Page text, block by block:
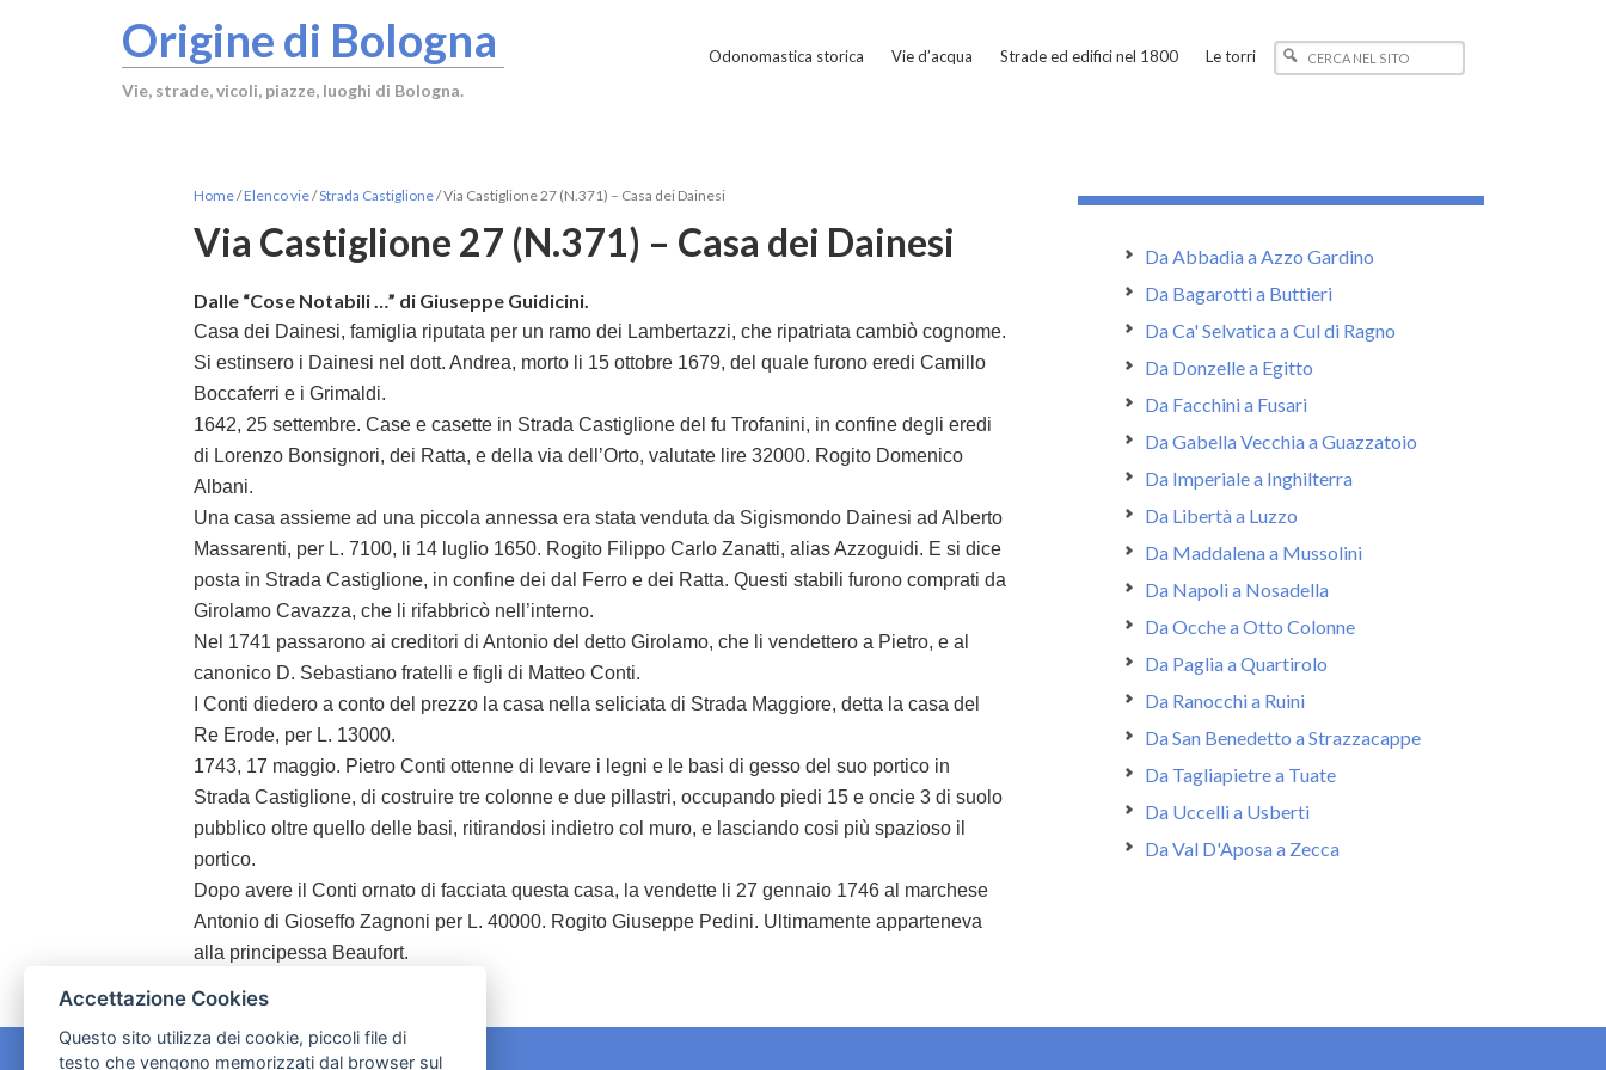
Origine di Bologna
Vie, strade, vicoli, piazze, luoghi di Bologna.
Odonomastica storica Vie d’acqua Strade ed edifici nel 1800 Le torri
Home/Elenco vie/Strada Castiglione/Via Castiglione 27 (N.371) – Casa dei Dainesi
Via Castiglione 27 (N.371) – Casa dei Dainesi
Dalle “Cose Notabili …” di Giuseppe Guidicini.
Casa dei Dainesi, famiglia riputata per un ramo dei Lambertazzi, che ripatriata cambiò cognome.
Si estinsero i Dainesi nel dott. Andrea, morto li 15 ottobre 1679, del quale furono eredi Camillo
Boccaferri e i Grimaldi.
1642, 25 settembre. Case e casette in Strada Castiglione del fu Trofanini, in confine degli eredi
di Lorenzo Bonsignori, dei Ratta, e della via dell’Orto, valutate lire 32000. Rogito Domenico
Albani.
Una casa assieme ad una piccola annessa era stata venduta da Sigismondo Dainesi ad Alberto
Massarenti, per L. 7100, li 14 luglio 1650. Rogito Filippo Carlo Zanatti, alias Azzoguidi. E si dice
posta in Strada Castiglione, in confine dei dal Ferro e dei Ratta. Questi stabili furono comprati da
Girolamo Cavazza, che li rifabbricò nell’interno.
Nel 1741 passarono ai creditori di Antonio del detto Girolamo, che li vendettero a Pietro, e al
canonico D. Sebastiano fratelli e figli di Matteo Conti.
I Conti diedero a conto del prezzo la casa nella seliciata di Strada Maggiore, detta la casa del
Re Erode, per L. 13000.
1743, 17 maggio. Pietro Conti ottenne di levare i legni e le basi di gesso del suo portico in
Strada Castiglione, di costruire tre colonne e due pillastri, occupando piedi 15 e oncie 3 di suolo
pubblico oltre quello delle basi, ritirandosi indietro col muro, e lasciando cosi più spazioso il
portico.
Dopo avere il Conti ornato di facciata questa casa, la vendette li 27 gennaio 1746 al marchese
Antonio di Gioseffo Zagnoni per L. 40000. Rogito Giuseppe Pedini. Ultimamente apparteneva
alla principessa Beaufort.
Da Abbadia a Azzo Gardino
Da Bagarotti a Buttieri
Da Ca' Selvatica a Cul di Ragno
Da Donzelle a Egitto
Da Facchini a Fusari
Da Gabella Vecchia a Guazzatoio
Da Imperiale a Inghilterra
Da Libertà a Luzzo
Da Maddalena a Mussolini
Da Napoli a Nosadella
Da Ocche a Otto Colonne
Da Paglia a Quartirolo
Da Ranocchi a Ruini
Da San Benedetto a Strazzacappe
Da Tagliapietre a Tuate
Da Uccelli a Usberti
Da Val D'Aposa a Zecca
Accettazione Cookies
Questo sito utilizza dei cookie, piccoli file di
testo che vengono memorizzati dal browser sul